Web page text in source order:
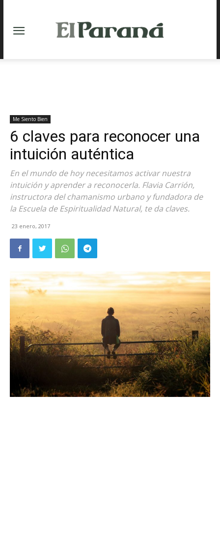
Me Siento Bien
6 claves para reconocer una
intuición auténtica
En el mundo de hoy necesitamos activar nuestra
intuición y aprender a reconocerla. Flavia Carrión,
instructora del chamanismo urbano y fundadora de
la Escuela de Espiritualidad Natural, te da claves.
23 enero, 2017